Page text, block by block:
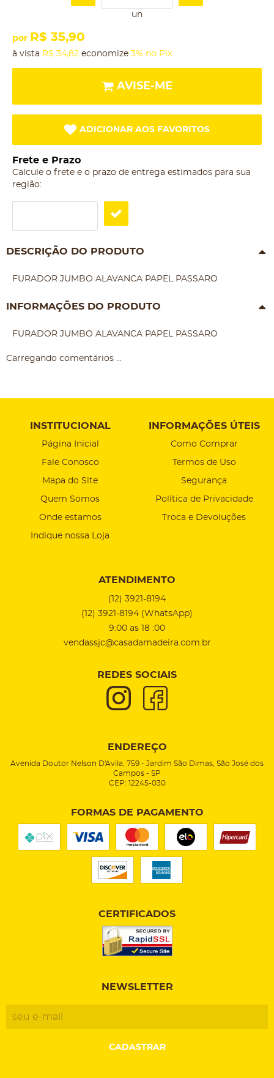
un
por R$ 35,90
à vista R$ 34,82 economize 3% no Pix
AVISE-ME
ADICIONAR AOS FAVORITOS
Frete e Prazo
Calcule o frete e o prazo de entrega estimados para sua
região:
DESCRIÇÃO DO PRODUTO
FURADOR JUMBO ALAVANCA PAPEL PASSARO
INFORMAÇÕES DO PRODUTO
FURADOR JUMBO ALAVANCA PAPEL PASSARO
Carregando comentários ...
INSTITUCIONAL
Página Inicial
Fale Conosco
Mapa do Site
Quem Somos
Onde estamos
Indique nossa Loja
INFORMAÇÕES ÚTEIS
Como Comprar
Termos de Uso
Segurança
Política de Privacidade
Troca e Devoluções
ATENDIMENTO
(12) 3921-8194
(12) 3921-8194 (WhatsApp)
9:00 as 18 :00
vendassjc@casadamadeira.com.br
REDES SOCIAIS
ENDEREÇO
Avenida Doutor Nelson D'Avila, 759 - Jardim São Dimas, São José dos
Campos - SP
CEP: 12245-030
FORMAS DE PAGAMENTO
CERTIFICADOS
NEWSLETTER
CADASTRAR